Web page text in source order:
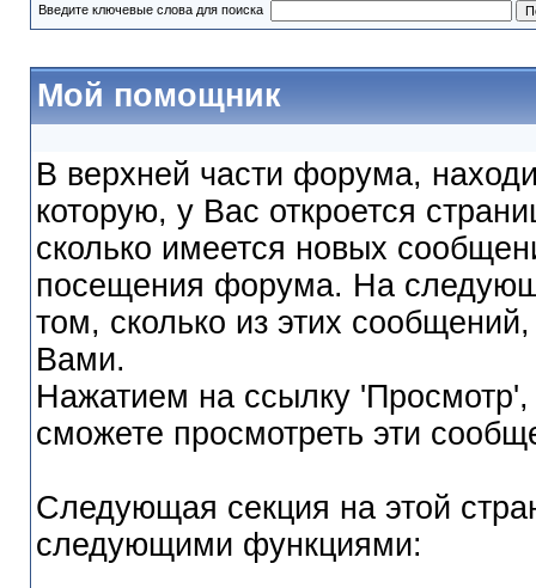
Введите ключевые слова для поиска
Мой помощник
В верхней части форума,
которую, у Вас откроется
сколько имеется новых
посещения форума. На
том, сколько из этих
Вами.
Нажатием на ссылку
сможете просмотреть эти
Следующая секция на этой
следующими функциями: